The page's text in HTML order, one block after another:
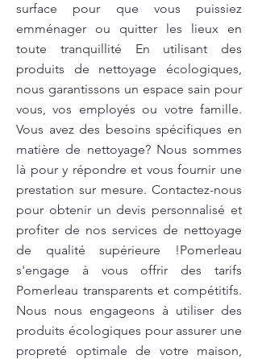
surface pour que vous puissiez
emménager ou quitter les lieux en
toute tranquillité En utilisant des
produits de nettoyage écologiques,
nous garantissons un espace sain pour
vous, vos employés ou votre famille.
Vous avez des besoins spécifiques en
matière de nettoyage? Nous sommes
là pour y répondre et vous fournir une
prestation sur mesure. Contactez-nous
pour obtenir un devis personnalisé et
profiter de nos services de nettoyage
de qualité supérieure !Pomerleau
s'engage à vous offrir des tarifs
Pomerleau transparents et compétitifs.
Nous nous engageons à utiliser des
produits écologiques pour assurer une
propreté optimale de votre maison,